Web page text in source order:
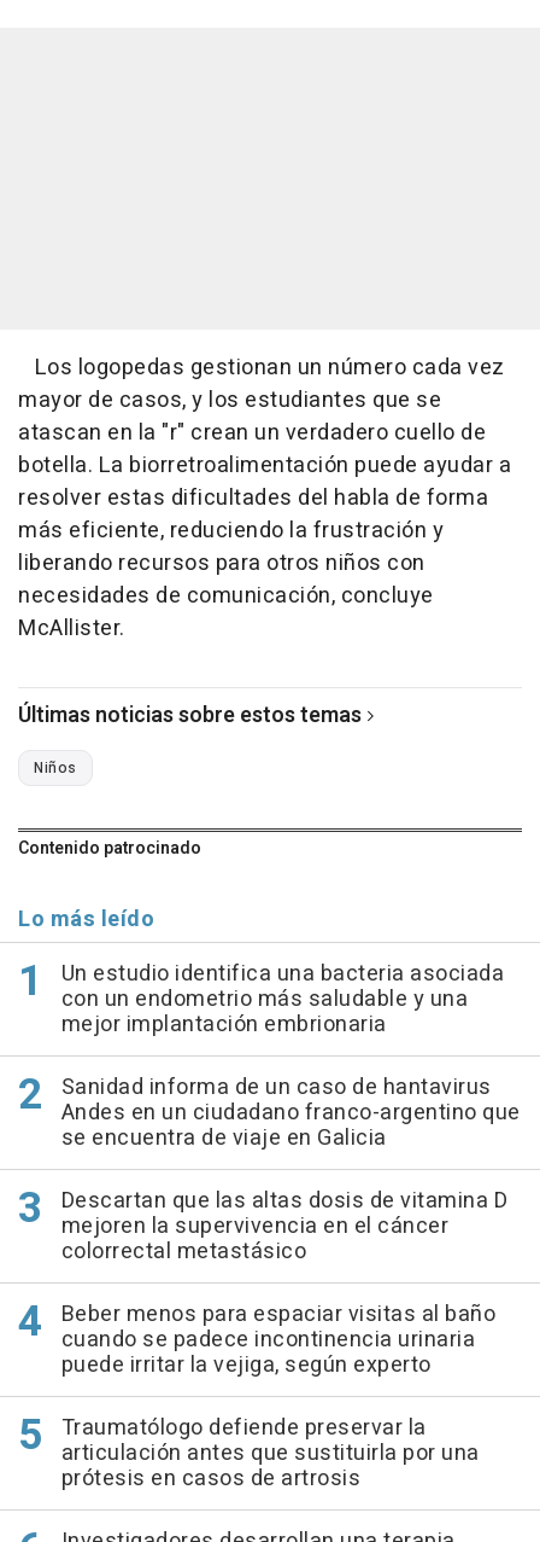
Los logopedas gestionan un número cada vez
mayor de casos, y los estudiantes que se
atascan en la "r" crean un verdadero cuello de
botella. La biorretroalimentación puede ayudar a
resolver estas dificultades del habla de forma
más eficiente, reduciendo la frustración y
liberando recursos para otros niños con
necesidades de comunicación, concluye
McAllister.
Últimas noticias sobre estos temas
Niños
Contenido patrocinado
Lo más leído
Un estudio identifica una bacteria asociada
con un endometrio más saludable y una
mejor implantación embrionaria
Sanidad informa de un caso de hantavirus
Andes en un ciudadano franco-argentino que
se encuentra de viaje en Galicia
Descartan que las altas dosis de vitamina D
mejoren la supervivencia en el cáncer
colorrectal metastásico
Beber menos para espaciar visitas al baño
cuando se padece incontinencia urinaria
puede irritar la vejiga, según experto
Traumatólogo defiende preservar la
articulación antes que sustituirla por una
prótesis en casos de artrosis